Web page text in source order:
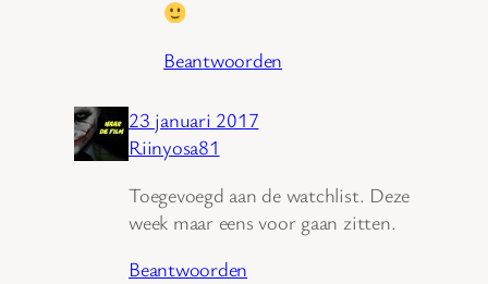
Beantwoorden
23 januari 2017
Riinyosa81
Toegevoegd aan de watchlist. Deze
week maar eens voor gaan zitten.
Beantwoorden